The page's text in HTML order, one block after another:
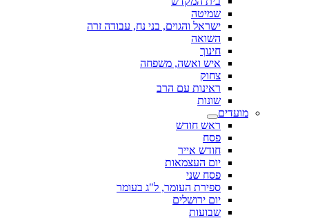
שמיטה
ישראל והגוים, בני נח, עבודה זרה
השואה
חינוך
איש ואשה, משפחה
צחוק
ראינות עם הרב
שונות
מועדים
ראש חודש
פסח
חודש אייר
יום העצמאות
פסח שני
ספירת העומר, ל"ג בעומר
יום ירושלים
שבועות